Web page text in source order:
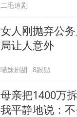
二毛追剧
女人刚抛弃公
局让人意外
喵妹剧甜 8跟贴
母亲把1400万
我平静地说：